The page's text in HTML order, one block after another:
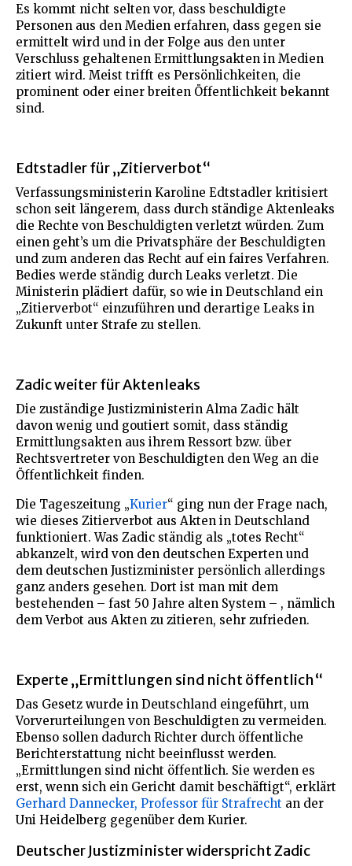
Es kommt nicht selten vor, dass beschuldigte
Personen aus den Medien erfahren, dass gegen sie
ermittelt wird und in der Folge aus den unter
Verschluss gehaltenen Ermittlungsakten in Medien
zitiert wird. Meist trifft es Persönlichkeiten, die
prominent oder einer breiten Öffentlichkeit bekannt
sind.
Edtstadler für „Zitierverbot“
Verfassungsministerin Karoline Edtstadler kritisiert
schon seit längerem, dass durch ständige Aktenleaks
die Rechte von Beschuldigten verletzt würden. Zum
einen geht’s um die Privatsphäre der Beschuldigten
und zum anderen das Recht auf ein faires Verfahren.
Bedies werde ständig durch Leaks verletzt. Die
Ministerin plädiert dafür, so wie in Deutschland ein
„Zitierverbot“ einzuführen und derartige Leaks in
Zukunft unter Strafe zu stellen.
Zadic weiter für Aktenleaks
Die zuständige Justizministerin Alma Zadic hält
davon wenig und goutiert somit, dass ständig
Ermittlungsakten aus ihrem Ressort bzw. über
Rechtsvertreter von Beschuldigten den Weg an die
Öffentlichkeit finden.
Die Tageszeitung „Kurier“ ging nun der Frage nach,
wie dieses Zitierverbot aus Akten in Deutschland
funktioniert. Was Zadic ständig als „totes Recht“
abkanzelt, wird von den deutschen Experten und
dem deutschen Justizminister persönlich allerdings
ganz anders gesehen. Dort ist man mit dem
bestehenden – fast 50 Jahre alten System – , nämlich
dem Verbot aus Akten zu zitieren, sehr zufrieden.
Experte „Ermittlungen sind nicht öffentlich“
Das Gesetz wurde in Deutschland eingeführt, um
Vorverurteilungen von Beschuldigten zu vermeiden.
Ebenso sollen dadurch Richter durch öffentliche
Berichterstattung nicht beeinflusst werden.
„Ermittlungen sind nicht öffentlich. Sie werden es
erst, wenn sich ein Gericht damit beschäftigt“, erklärt
Gerhard Dannecker, Professor für Strafrecht an der
Uni Heidelberg gegenüber dem Kurier.
Deutscher Justizminister widerspricht Zadic